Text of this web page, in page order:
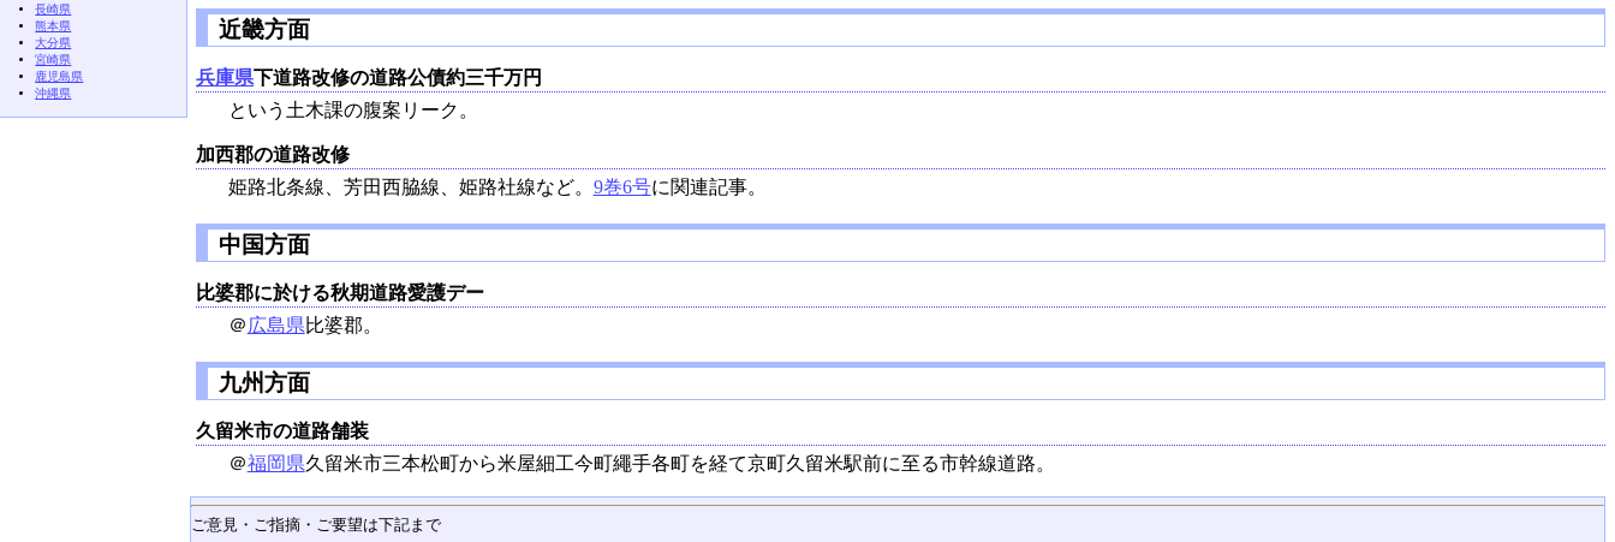
近畿方面
兵庫県下道路改修の道路公債約三千万円
という土木課の腹案リーク。
加西郡の道路改修
姫路北条線、芳田西脇線、姫路社線など。 9巻6号に関連記事。
中国方面
比婆郡に於ける秋期道路愛護デー
＠ 広島県比婆郡。
九州方面
久留米市の道路舗装
＠福岡県久留米市三本松町から米屋細工今町繩手各町を経て京町久留米駅前に至る市幹線道路。
ご意見・ご指摘・ご要望は下記まで
長崎県
熊本県
大分県
宮崎県
鹿児島県
沖縄県